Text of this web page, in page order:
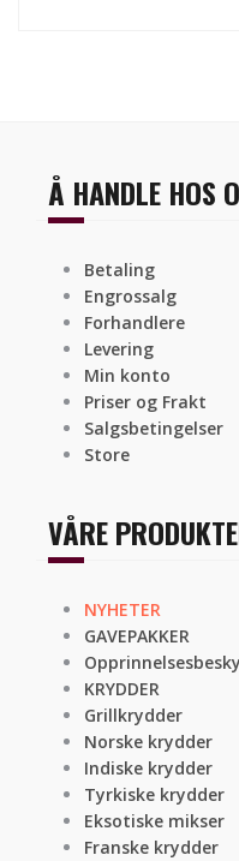
Å HANDLE HOS
Betaling
Engrossalg
Forhandlere
Levering
Min konto
Priser og Frakt
Salgsbetingelser
Store
VÅRE
NYHETER
GAVEPAKKER
KRYDDER
Grillkrydder
Norske krydder
Indiske krydder
Tyrkiske krydder
Eksotiske mikser
Franske krydder